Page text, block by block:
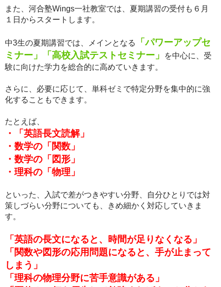
また、河合塾Wings一社教室では、夏期講習の受付も６月
１日からスタートします。
中3生の夏期講習では、メインとなる
「パワーアップセ
ミナー」
「高校入試テストセミナー」
を中心に、受
験に向けた学力を総合的に高めていきます。
さらに、必要に応じて、単科ゼミで特定分野を集中的に強
化することもできます。
たとえば、
・「英語長文読解」
・数学の「関数」
・数学の「図形」
・理科の「物理」
といった、入試で差がつきやすい分野、自分ひとりでは対
策しづらい分野についても、きめ細かく対応していきま
す。
「英語の長文になると、時間が足りなくなる」
「関数や図形の応用問題になると、手が止まって
しまう」
「理科の物理分野に苦手意識がある」